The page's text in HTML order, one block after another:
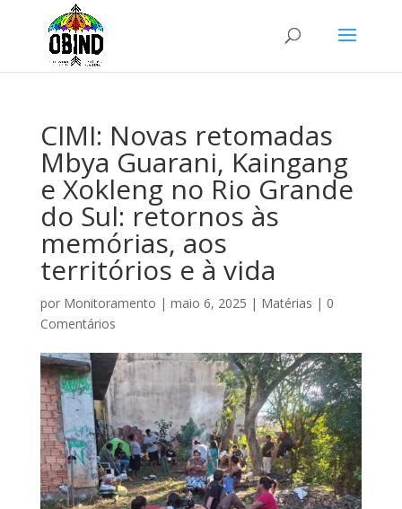
CIMI: Novas retomadas
Mbya Guarani, Kaingang
e Xokleng no Rio Grande
do Sul: retornos às
memórias, aos
territórios e à vida
por Monitoramento | maio 6, 2025 | Matérias | 0
Comentários